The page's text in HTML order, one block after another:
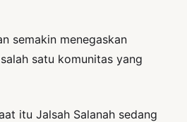
semakin menegaskan
satu komunitas yang
itu Jalsah Salanah sedang